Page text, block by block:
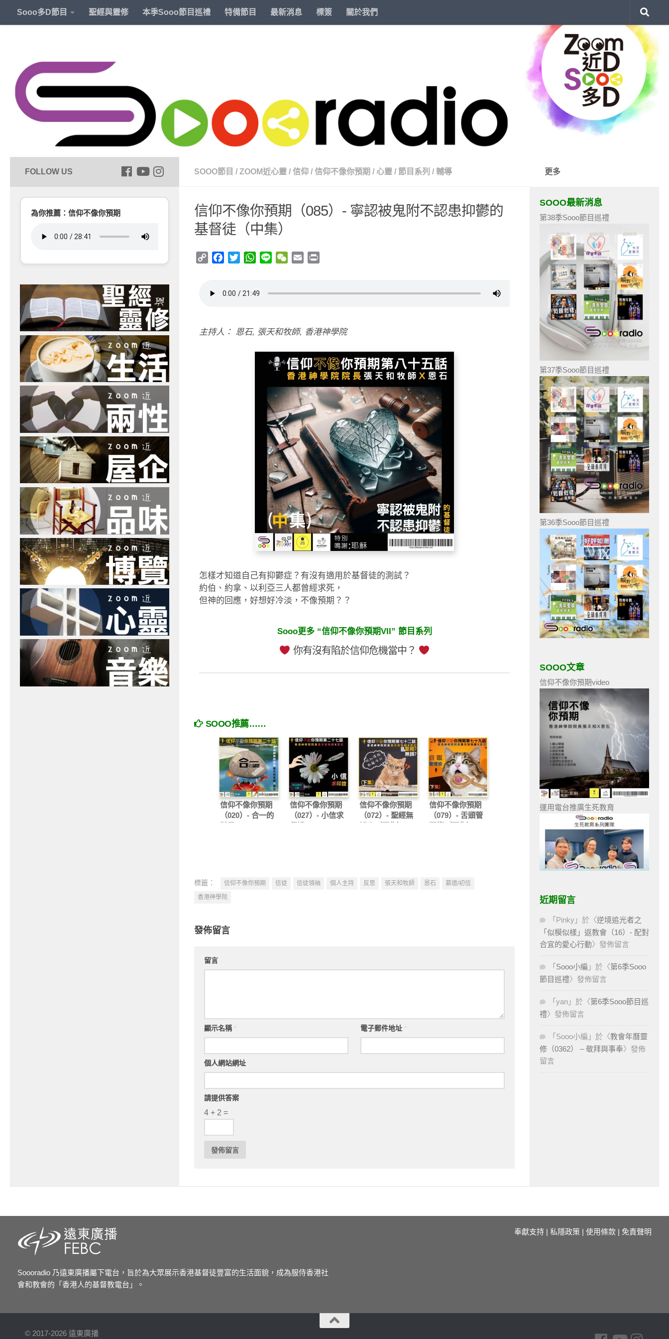
Sooo多D節目 聖經與靈修 本季Sooo節目巡禮 特備節目 最新消息 標簽 關於我們
SOOO節目 / ZOOM近心靈 / 信仰 / 信仰不像你預期 / 心靈 / 節目系列 / 輔導
信仰不像你預期（085）- 寧認被鬼附不認患抑鬱的
基督徒（中集）
Copy
Facebook
TwitterWhatsApp
Line WeChat
Email
主持人： 恩石, 張天和牧師, 香港神學院
怎樣才知道自己有抑鬱症？有沒有適用於基督徒的測試？
約伯、約拿、以利亞三人都曾經求死，
但神的回應，好想好冷淡，不像預期？？
Sooo更多 “信仰不像你預期VII” 節目系列
你有沒有陷於信仰危機當中？
SOOO推薦……
信仰不像你預期
（020）- 合一的
信仰不像你預期
（027）- 小信求
信仰不像你預期
（072）- 聖經無
信仰不像你預期
（079）- 舌頭管
標籤： 信仰不像你預期 信徒 信徒領袖 個人主持 反思 張天和牧師 恩石
慕道/初信
香港神學院
發佈留言
留言
顯示名稱 電子郵件地址
個人網站網址
請提供答案
4 + 2 =
為你推薦：信仰不像你預期
更多
SOOO最新消息
第38季Sooo節目巡禮
第37季Sooo節目巡禮
第36季Sooo節目巡禮
SOOO文章
信仰不像你預期video
運用電台推廣生死教育
近期留言
「 Pinky 」於〈逆境追光者之
「似模似樣」返教會（16）- 配對
合宜的愛心行動〉發佈留言
「 Sooo小編 」於〈第6季Sooo
節目巡禮〉發佈留言
「 yan 」於〈第6季Sooo節目巡
禮〉發佈留言
「 Sooo小編 」於〈教會年曆靈
修（0362） – 敬拜與事奉〉發佈
留言
Soooradio 乃遠東廣播屬下電台，旨於為大眾展示香港基督徒豐富的生活面貌，成為服侍香港社
會和教會的「香港人的基督教電台」。
奉獻支持 | 私隱政策 | 使用條款 | 免責聲明
© 2017-2026 遠東廣播